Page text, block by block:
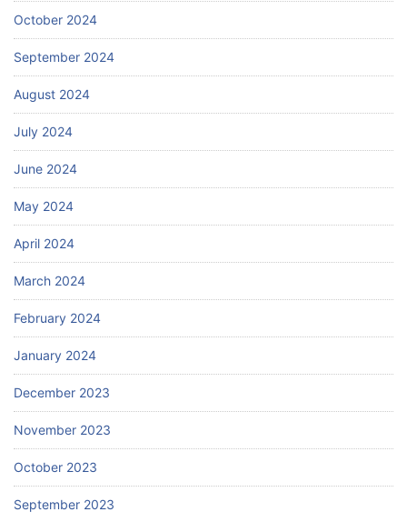
October 2024
September 2024
August 2024
July 2024
June 2024
May 2024
April 2024
March 2024
February 2024
January 2024
December 2023
November 2023
October 2023
September 2023